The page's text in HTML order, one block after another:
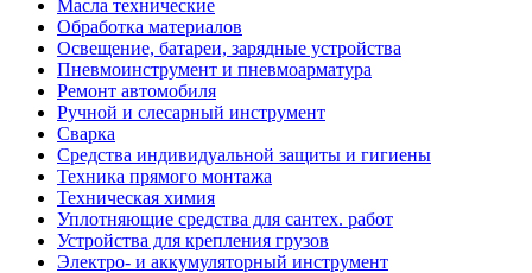
Масла технические
Обработка материалов
Освещение, батареи, зарядные устройства
Пневмоинструмент и пневмоарматура
Ремонт автомобиля
Ручной и слесарный инструмент
Сварка
Средства индивидуальной защиты и гигиены
Техника прямого монтажа
Техническая химия
Уплотняющие средства для сантех. работ
Устройства для крепления грузов
Электро- и аккумуляторный инструмент